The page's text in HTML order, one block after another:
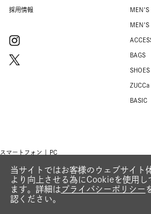
採用情報 MEN'S
MEN'S
BAGS
SHOES
ZUCCa
BASIC
スマートフォン | PC
当サイトではお客様のウェブサイト
より向上させる為にCookieを使用し
ます。詳細は プライバシーポリシー
認ください。